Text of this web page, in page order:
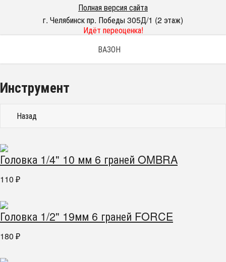
Полная версия сайта
г. Челябинск пр. Победы 305Д/1 (2 этаж)
Идёт переоценка!
ВАЗОН
Инструмент
Назад
Головка 1/4" 10 мм 6 граней OMBRA
110 ₽
Головка 1/2" 19мм 6 граней FORCE
180 ₽